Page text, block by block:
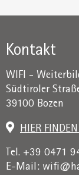
Kontakt
WIFI -
Südtiroler
39100 Bozen
HIER
Tel. +39 0471
E-Mail: